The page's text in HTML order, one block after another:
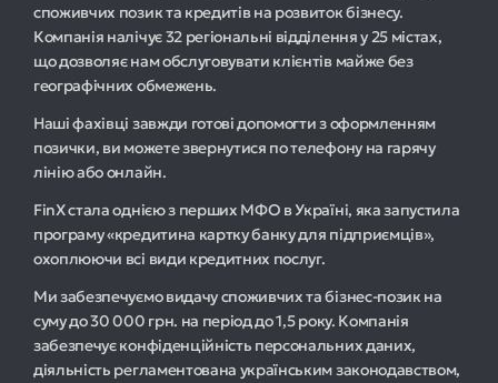
споживчих позик та кредитів на розвиток бізнесу.
Компанія налічує 32 регіональні відділення у 25 містах,
що дозволяє нам обслуговувати клієнтів майже без
географічних обмежень.
Наші фахівці завжди готові допомогти з оформленням
позички, ви можете звернутися по телефону на гарячу
лінію або онлайн.
FinX стала однією з перших МФО в Україні, яка запустила
програму «кредитина картку банку для підприємців»,
охоплюючи всі види кредитних послуг.
Ми забезпечуємо видачу споживчих та бізнес-позик на
суму до 30 000 грн. на період до 1,5 року. Компанія
забезпечує конфіденційність персональних даних,
діяльність регламентована українським законодавством,